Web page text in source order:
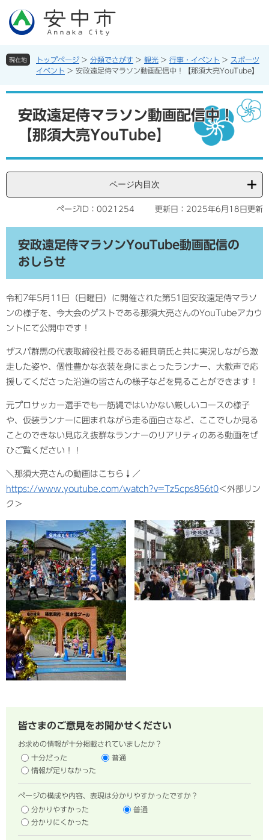
先
す。
を
し
現在地 トップページ > 分類でさがす > 観光 > 行事・イベント > スポーツ
イベント > 安政遠足侍マラソン動画配信中！【那須大亮YouTube】
安政遠足侍マラソン動画配信中！
【那須大亮YouTube】
ページ内目次
ページID：0021254 更新日：2025年6月18日更新
安政遠足侍マラソンYouTube動画配信の
おしらせ
令和7年5月11日（日曜日）に開催された第51回安政遠足侍マラソ
ンの様子を、今大会のゲストである那須大亮さんのYouTubeアカウ
ントにて公開中です！
ザスパ群馬の代表取締役社長である細貝萌氏と共に実況しながら激
走した姿や、個性豊かな衣装を身にまとったランナー、大歓声で応
援してくださった沿道の皆さんの様子などを見ることができます！
元プロサッカー選手でも一筋縄ではいかない厳しいコースの様子
や、仮装ランナーに囲まれながら走る面白さなど、ここでしか見る
ことのできない見応え抜群なランナーのリアリティのある動画をぜ
ひご覧ください！！
＼那須大亮さんの動画はこちら↓／
https://www.youtube.com/watch?v=Tz5cps856t0＜外部リン
ク＞
皆さまのご意見をお聞かせください
お求めの情報が十分掲載されていましたか？
十分だった
普通
情報が足りなかった
ページの構成や内容、表現は分かりやすかったですか？
分かりやすかった
普通
分かりにくかった